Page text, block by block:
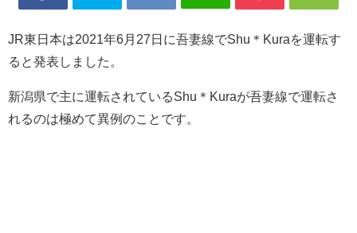
JR東日本は2021年6月27日に吾妻線でShu＊Kuraを運転す
ると発表しました。
新潟県で主に運転されているShu＊Kuraが吾妻線で運転さ
れるのは極めて異例のことです。